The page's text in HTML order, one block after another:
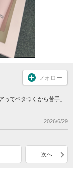
フォロー
てベタつくから苦手」
2026/6/29
次へ